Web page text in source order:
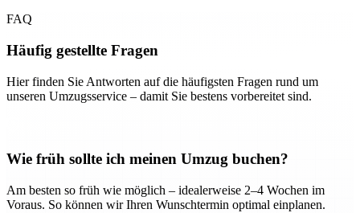
FAQ
Häufig gestellte Fragen
Hier finden Sie Antworten auf die häufigsten Fragen rund um
unseren Umzugsservice – damit Sie bestens vorbereitet sind.
Wie früh sollte ich meinen Umzug buchen?
Am besten so früh wie möglich – idealerweise 2–4 Wochen im
Voraus. So können wir Ihren Wunschtermin optimal einplanen.